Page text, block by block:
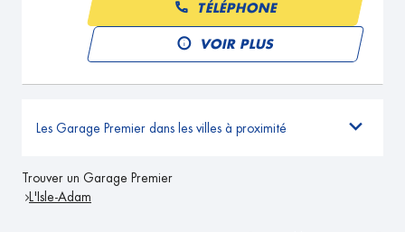
TÉLÉPHONE
VOIR PLUS
Les Garage Premier dans les villes à proximité
Trouver un Garage Premier
L'Isle-Adam